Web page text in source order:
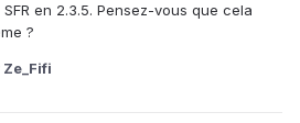
en 2.3.5. Pensez-vous que cela
?
Ze_Fifi